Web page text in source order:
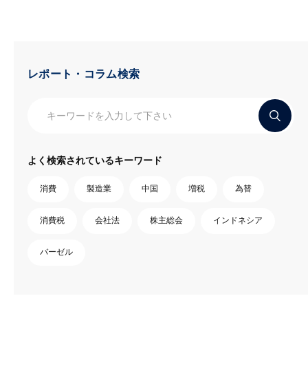
レポート・コラム検索
よく検索されているキーワード
消費 製造業 中国 増税 為替
消費税 会社法 株主総会 インドネシア
バーゼル